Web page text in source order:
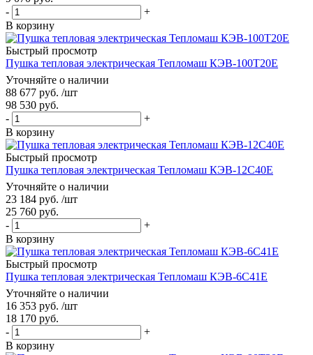
-
+
В корзину
Быстрый просмотр
Пушка тепловая электрическая Тепломаш КЭВ-100Т20Е
Уточняйте о наличии
88 677 руб. /шт
98 530 руб.
-
+
В корзину
Быстрый просмотр
Пушка тепловая электрическая Тепломаш КЭВ-12С40Е
Уточняйте о наличии
23 184 руб. /шт
25 760 руб.
-
+
В корзину
Быстрый просмотр
Пушка тепловая электрическая Тепломаш КЭВ-6С41Е
Уточняйте о наличии
16 353 руб. /шт
18 170 руб.
-
+
В корзину